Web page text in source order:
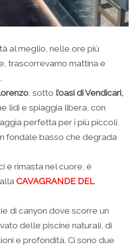
al meglio, nelle ore più
trascorrevamo mattina e
, sotto l’oasi di Vendicari,
lidi e spiaggia libera, con
perfetta per i più piccoli,
fondale basso che degrada
è rimasta nel cuore, è
CAVAGRANDE DEL
di canyon dove scorre un
delle piscine naturali, di
e profondità. Ci sono due